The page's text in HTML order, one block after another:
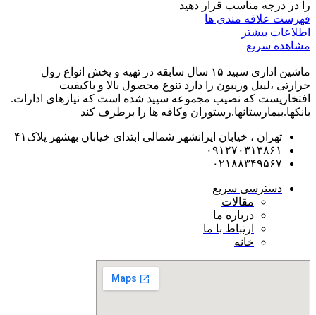
را در درجه مناسب قرار دهید
فهرست علاقه مندی ها
اطلاعات بیشتر
مشاهده سریع
ماشین اداری سپید ۱۵ سال سابقه در تهیه و پخش انواع رول
حرارتی ،لیبل وریبون را دارد تنوع محصول بالا و باکیفیت
افتخاریست که نصیب مجموعه سپید شده است که نیازهای ادارات.
بانکها.بیمارستانها.رستوران و‌کافه ها را برطرف کند
تهران ، خیابان ایرانشهر شمالی ابتدای خیابان بهشهر پلاک۴۱
۰۹۱۲۷۰۳۱۳۸۶۱
۰۲۱۸۸۳۴۹۵۶۷
دسترسی سریع
مقالات
درباره ما
ارتباط با ما
خانه